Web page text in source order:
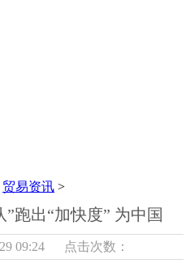
贸易资讯 >
跑出“加快度” 为中国
09:24 点击次数：